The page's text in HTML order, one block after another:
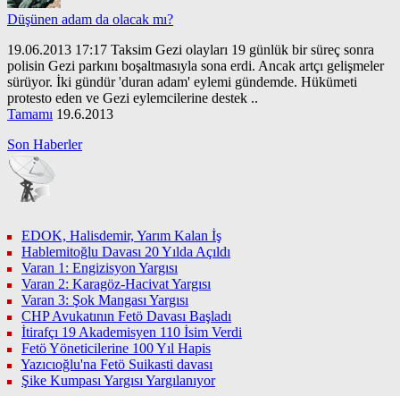
Düşünen adam da olacak mı?
19.06.2013 17:17 Taksim Gezi olayları 19 günlük bir süreç sonra
polisin Gezi parkını boşaltmasıyla sona erdi. Ancak artçı gelişmeler
sürüyor. İki gündür 'duran adam' eylemi gündemde. Hükümeti
protesto eden ve Gezi eylemcilerine destek ..
Tamamı 19.6.2013
Son Haberler
EDOK, Halisdemir, Yarım Kalan İş
Hablemitoğlu Davası 20 Yılda Açıldı
Varan 1: Engizisyon Yargısı
Varan 2: Karagöz-Hacivat Yargısı
Varan 3: Şok Mangası Yargısı
CHP Avukatının Fetö Davası Başladı
İtirafçı 19 Akademisyen 110 İsim Verdi
Fetö Yöneticilerine 100 Yıl Hapis
Yazıcıoğlu'na Fetö Suikasti davası
Şike Kumpası Yargısı Yargılanıyor